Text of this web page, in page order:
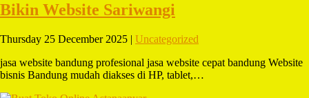
Bikin Website Sariwangi
Thursday 25 December 2025 | Uncategorized
jasa website bandung profesional jasa website cepat bandung Website
bisnis Bandung mudah diakses di HP, tablet,…